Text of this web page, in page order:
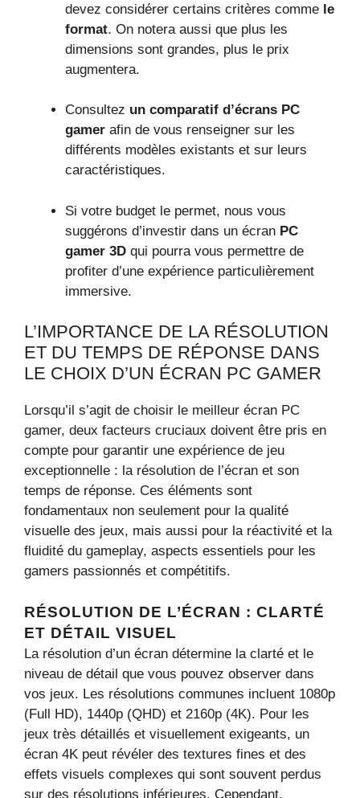
devez considérer certains critères comme le
format. On notera aussi que plus les
dimensions sont grandes, plus le prix
augmentera.
Consultez un comparatif d’écrans PC
gamer afin de vous renseigner sur les
différents modèles existants et sur leurs
caractéristiques.
Si votre budget le permet, nous vous
suggérons d’investir dans un écran PC
gamer 3D qui pourra vous permettre de
profiter d’une expérience particulièrement
immersive.
L’IMPORTANCE DE LA RÉSOLUTION
ET DU TEMPS DE RÉPONSE DANS
LE CHOIX D’UN ÉCRAN PC GAMER
Lorsqu’il s’agit de choisir le meilleur écran PC
gamer, deux facteurs cruciaux doivent être pris en
compte pour garantir une expérience de jeu
exceptionnelle : la résolution de l’écran et son
temps de réponse. Ces éléments sont
fondamentaux non seulement pour la qualité
visuelle des jeux, mais aussi pour la réactivité et la
fluidité du gameplay, aspects essentiels pour les
gamers passionnés et compétitifs.
RÉSOLUTION DE L’ÉCRAN : CLARTÉ
ET DÉTAIL VISUEL
La résolution d’un écran détermine la clarté et le
niveau de détail que vous pouvez observer dans
vos jeux. Les résolutions communes incluent 1080p
(Full HD), 1440p (QHD) et 2160p (4K). Pour les
jeux très détaillés et visuellement exigeants, un
écran 4K peut révéler des textures fines et des
effets visuels complexes qui sont souvent perdus
sur des résolutions inférieures. Cependant,